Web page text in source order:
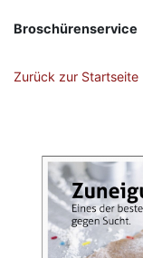
Broschürenservice
Zurück zur Startseite